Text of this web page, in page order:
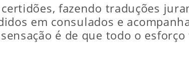
fazendo traduções
em consulados e
é de que todo o